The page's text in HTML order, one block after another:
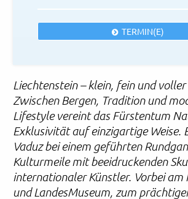
TERMIN(E)
Liechtenstein – klein, fein und
Zwischen Bergen, Tradition und
Lifestyle vereint das Fürstentum
Exklusivität auf einzigartige Weise.
Vaduz bei einem geführten
Kulturmeile mit beeidruckenden
internationaler Künstler. Vorbei am
und LandesMuseum, zum